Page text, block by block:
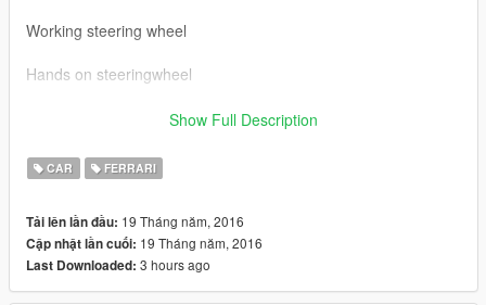
Working steering wheel
Hands on steeringwheel
handling:\x64w.rpf\dlcpacks\mpbusiness\dlc.rpf\common\data
Ferrari LaFerrari BY 【VG】VIP GROUP
截图： VG-TONG
车辆介绍：
Show Full Description
CAR FERRARI
Tải lên lần đầu: 19 Tháng năm, 2016
Cập nhật lần cuối: 19 Tháng năm, 2016
Last Downloaded: 3 hours ago